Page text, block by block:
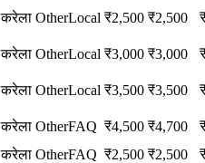
करेला OtherLocal ₹2,500 ₹2,500
करेला OtherLocal ₹3,000 ₹3,000
करेला OtherLocal ₹3,500 ₹3,500
करेला OtherFAQ ₹4,500 ₹4,700
करेला OtherFAQ ₹2,500 ₹2,500